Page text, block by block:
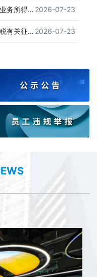
2026-07-23
公告》的解读
2026-07-23
告》的解读